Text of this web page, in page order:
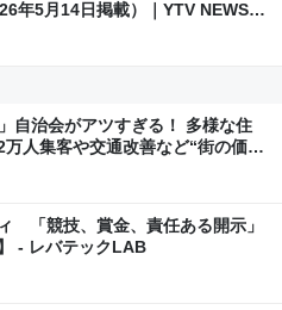
年5月14日掲載）｜YTV NEWS
自治会がアツすぎる！ 多様な住
人集客や交通改善など“街の価値
「競技、賞金、責任ある開示」
- レバテックLAB